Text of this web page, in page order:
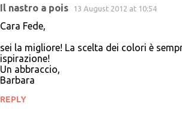
Il nastro a pois 13 August 2012 at 10:54
Cara Fede,
sei la migliore! La scelta dei colori è
ispirazione!
Un abbraccio,
Barbara
REPLY